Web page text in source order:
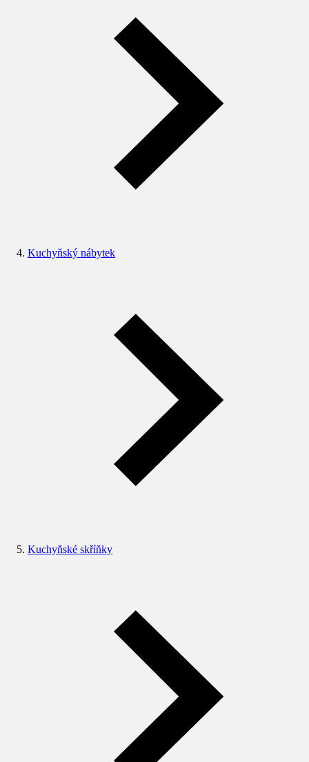
Kuchyňský nábytek
Kuchyňské skříňky